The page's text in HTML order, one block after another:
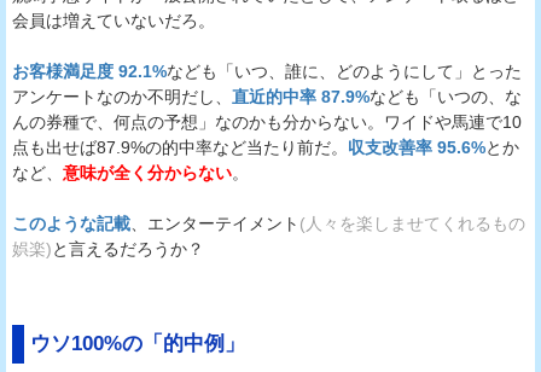
会員は増えていないだろ。
お客様満足度 92.1%なども「いつ、誰に、どのようにして」とった
アンケートなのか不明だし、 直近的中率 87.9%なども「いつの、な
んの券種で、何点の予想」なのかも分からない。ワイドや馬連で10
点も出せば87.9%の的中率など当たり前だ。 収支改善率 95.6%とか
など、 意味が全く分からない。
このような記載 、エンターテイメント (人々を楽しませてくれるもの
娯楽)と言えるだろうか？
ウソ100%の「的中例」